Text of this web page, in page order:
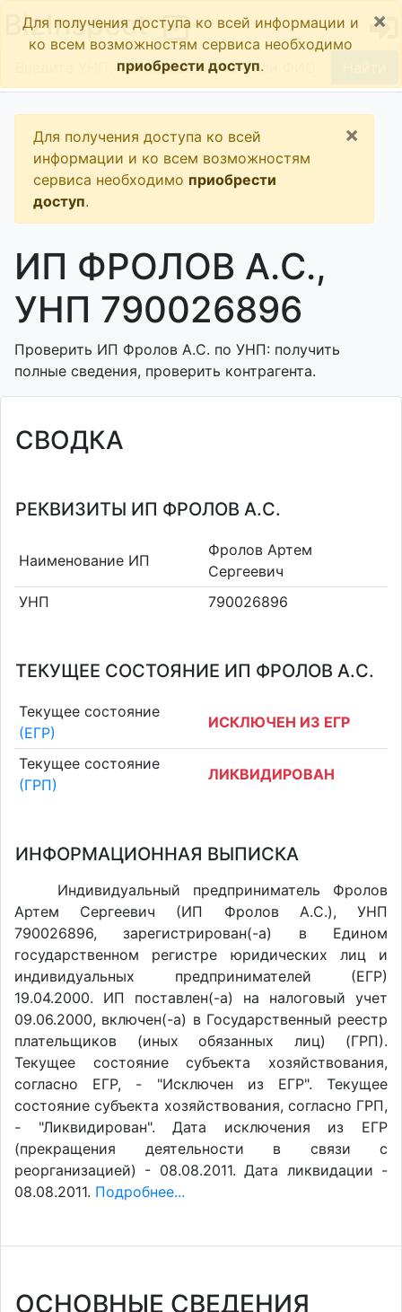
BizInspect
Для получения доступа ко всей информации и
ко всем возможностям сервиса необходимо
приобрести доступ.
×
Для получения доступа ко всей
информации и ко всем возможностям
сервиса необходимо приобрести
доступ.
×
ИП ФРОЛОВ А.С.,
УНП 790026896
Проверить ИП Фролов А.С. по УНП: получить
полные сведения, проверить контрагента.
СВОДКА
РЕКВИЗИТЫ ИП ФРОЛОВ А.С.
Наименование ИП
Фролов Артем
Сергеевич
УНП
790026896
ТЕКУЩЕЕ СОСТОЯНИЕ ИП ФРОЛОВ А.С.
Текущее состояние
(ЕГР)
ИСКЛЮЧЕН ИЗ ЕГР
Текущее состояние
(ГРП)
ЛИКВИДИРОВАН
ИНФОРМАЦИОННАЯ ВЫПИСКА
Индивидуальный предприниматель Фролов
Артем Сергеевич (ИП Фролов А.С.), УНП
790026896, зарегистрирован(-а) в Едином
государственном регистре юридических лиц и
индивидуальных предпринимателей (ЕГР)
19.04.2000. ИП поставлен(-a) на налоговый учет
09.06.2000, включен(-a) в Государственный реестр
плательщиков (иных обязанных лиц) (ГРП).
Текущее состояние субъекта хозяйствования,
согласно ЕГР, - "Исключен из ЕГР". Текущее
состояние субъекта хозяйствования, согласно ГРП,
- "Ликвидирован". Дата исключения из ЕГР
(прекращения деятельности в связи с
реорганизацией) - 08.08.2011. Дата ликвидации -
08.08.2011. Подробнее...
ОСНОВНЫЕ СВЕДЕНИЯ